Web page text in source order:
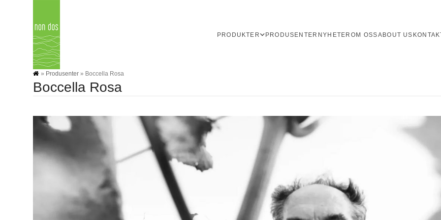
PRODUKTER PRODUSENTER NYHETER OM OSSABOUT US
» Produsenter » Boccella Rosa
Boccella Rosa